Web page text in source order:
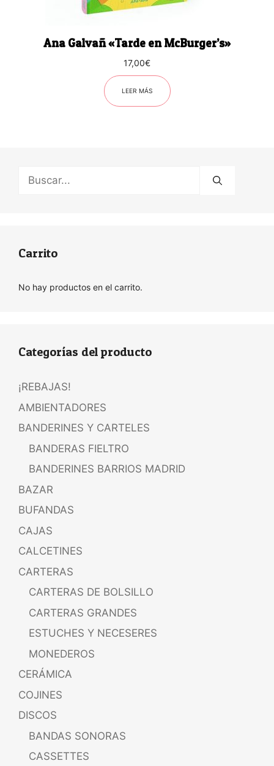
Ana Galvañ «Tarde en McBurger’s»
17,00€
LEER MÁS
Buscar:
Carrito
No hay productos en el carrito.
Categorías del producto
¡REBAJAS!
AMBIENTADORES
BANDERINES Y CARTELES
BANDERAS FIELTRO
BANDERINES BARRIOS MADRID
BAZAR
BUFANDAS
CAJAS
CALCETINES
CARTERAS
CARTERAS DE BOLSILLO
CARTERAS GRANDES
ESTUCHES Y NECESERES
MONEDEROS
CERÁMICA
COJINES
DISCOS
BANDAS SONORAS
CASSETTES